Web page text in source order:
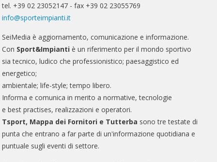
tel. +39 02 23052147 - fax +39 02 23055769
info@sporteimpianti.it
SeiMedia è aggiornamento, comunicazione e informazione.
Con Sport&Impianti è un riferimento per il mondo sportivo
sia tecnico, ludico che professionistico; paesaggistico ed
energetico;
ambientale; life-style; tempo libero.
Informa e comunica in merito a normative, tecnologie
e best practises, realizzazioni e operatori.
Tsport, Mappa dei Fornitori e Tutterba sono tre testate di
punta che entrano a far parte di un'informazione quotidiana e
puntuale sugli eventi di settore.